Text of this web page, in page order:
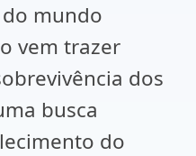
mundo
vem trazer
dos
busca
do